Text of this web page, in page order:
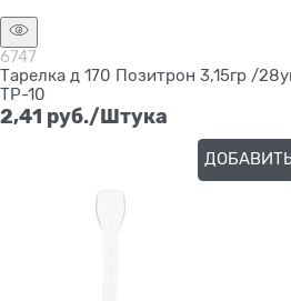
6747
Тарелка д 170 Позитрон 3,15гр /
ТР-10
2,41 руб./Штука